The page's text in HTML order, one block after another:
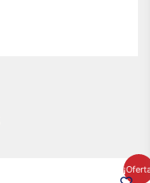
precio